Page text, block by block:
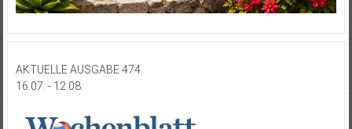
AKTUELLE AUSGABE 474
16.07. - 12.08.